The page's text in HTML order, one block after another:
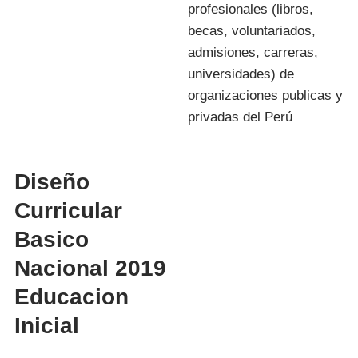
profesionales (libros,
becas, voluntariados,
admisiones, carreras,
universidades) de
organizaciones publicas y
privadas del Perú
Diseño
Curricular
Basico
Nacional 2019
Educacion
Inicial